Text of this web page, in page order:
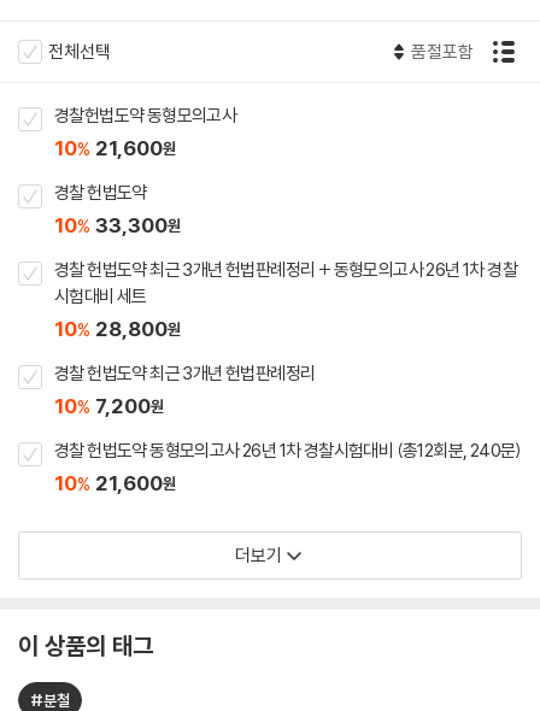
전체선택 품절포함
경찰헌법도약 동형모의고사
10% 21,600원
경찰 헌법도약
10% 33,300원
경찰 헌법도약 최근 3개년 헌법판례정리 + 동형모의고사 26년 1차 경찰
시험대비 세트
10% 28,800원
경찰 헌법도약 최근 3개년 헌법판례정리
10% 7,200원
경찰 헌법도약 동형모의고사 26년 1차 경찰시험대비 (총12회분, 240문)
10% 21,600원
더보기
이 상품의 태그
#분철